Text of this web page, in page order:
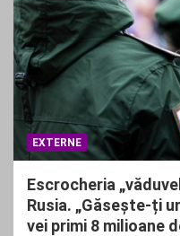
EXTERNE
Escrocheria
Rusia. „Găsește-ți
vei primi 8 milioane